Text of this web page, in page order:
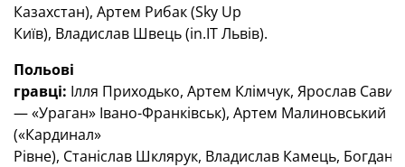
Казахстан), Артем Рибак (Sky Up
Київ), Владислав Швець (in.IT Львів).
Польові
гравці: Ілля Приходько, Артем Клімчук, Ярослав
— «Ураган» Івано-Франківськ), Артем Малиновський
(«Кардинал»
Рівне), Станіслав Шклярук, Владислав Камець, Богдан